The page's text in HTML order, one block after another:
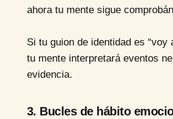
ahora tu mente sigue
Si tu guion de identidad es “voy
tu mente interpretará eventos
evidencia.
3. Bucles de hábito